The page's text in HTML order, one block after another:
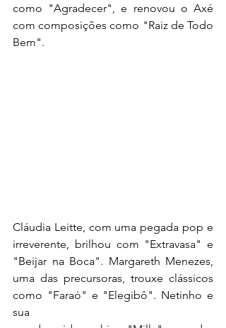
como "Agradecer", e renovou o Axé
com composições como "Raiz de Todo
Bem".
Cláudia Leitte, com uma pegada pop e
irreverente, brilhou com "Extravasa" e
"Beijar na Boca". Margareth Menezes,
uma das precursoras, trouxe clássicos
como "Faraó" e "Elegibô". Netinho e
sua